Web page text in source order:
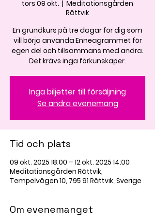
tors 09 okt.
  |
Meditationsgården
Rättvik
En grundkurs på tre dagar för dig som
vill börja använda Enneagrammet för
egen del och tillsammans med andra.
Det krävs inga förkunskaper.
Inga biljetter till försäljning
Se andra evenemang
Tid och plats
09 okt. 2025 18:00 – 12 okt. 2025 14:00
Meditationsgården Rättvik,
Tempelvägen 10, 795 91 Rättvik, Sverige
Om evenemanget